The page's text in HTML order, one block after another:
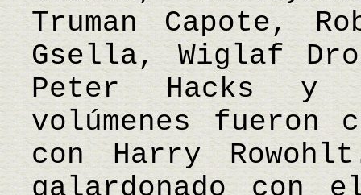
Truman Capote,
Gsella, Wiglaf
Peter Hacks y
volúmenes fueron
con Harry
galardonado con